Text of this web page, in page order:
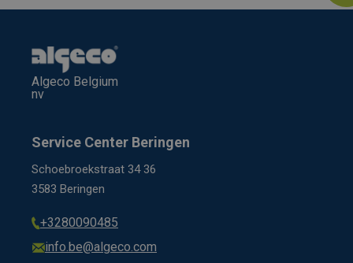
Algeco Belgium
nv
Service Center Beringen
Schoebroekstraat 34 36
3583 Beringen
+3280090485
info.be@algeco.com